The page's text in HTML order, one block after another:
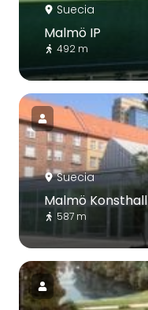
Suecia
Malmö IP
492 m
Suecia
Malmö Konsthall
587 m